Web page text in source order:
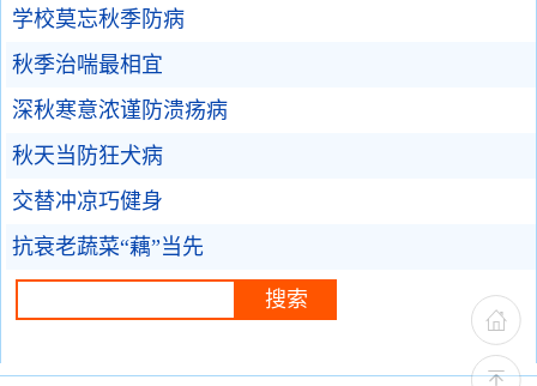
学校莫忘秋季防病
秋季治喘最相宜
深秋寒意浓谨防溃疡病
秋天当防狂犬病
交替冲凉巧健身
抗衰老蔬菜“藕”当先